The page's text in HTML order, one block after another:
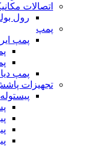
اتصالات
رول
پمپ
پمپ
پمپ
تجهیزات
پیستوله